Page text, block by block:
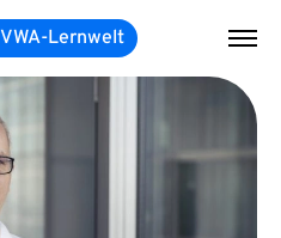
VWA-Lernwelt